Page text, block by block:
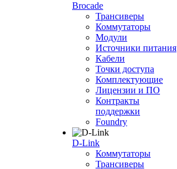
Brocade
Трансиверы
Коммутаторы
Модули
Источники питания
Кабели
Точки доступа
Комплектующие
Лицензии и ПО
Контракты
поддержки
Foundry
D-Link
Коммутаторы
Трансиверы